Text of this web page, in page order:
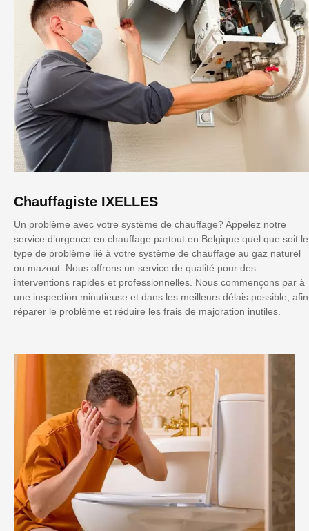
Chauffagiste IXELLES
Un problème avec votre système de chauffage? Appelez notre
service d’urgence en chauffage partout en Belgique quel que soit le
type de problème lié à votre système de chauffage au gaz naturel
ou mazout. Nous offrons un service de qualité pour des
interventions rapides et professionnelles. Nous commençons par à
une inspection minutieuse et dans les meilleurs délais possible, afin
réparer le problème et réduire les frais de majoration inutiles.